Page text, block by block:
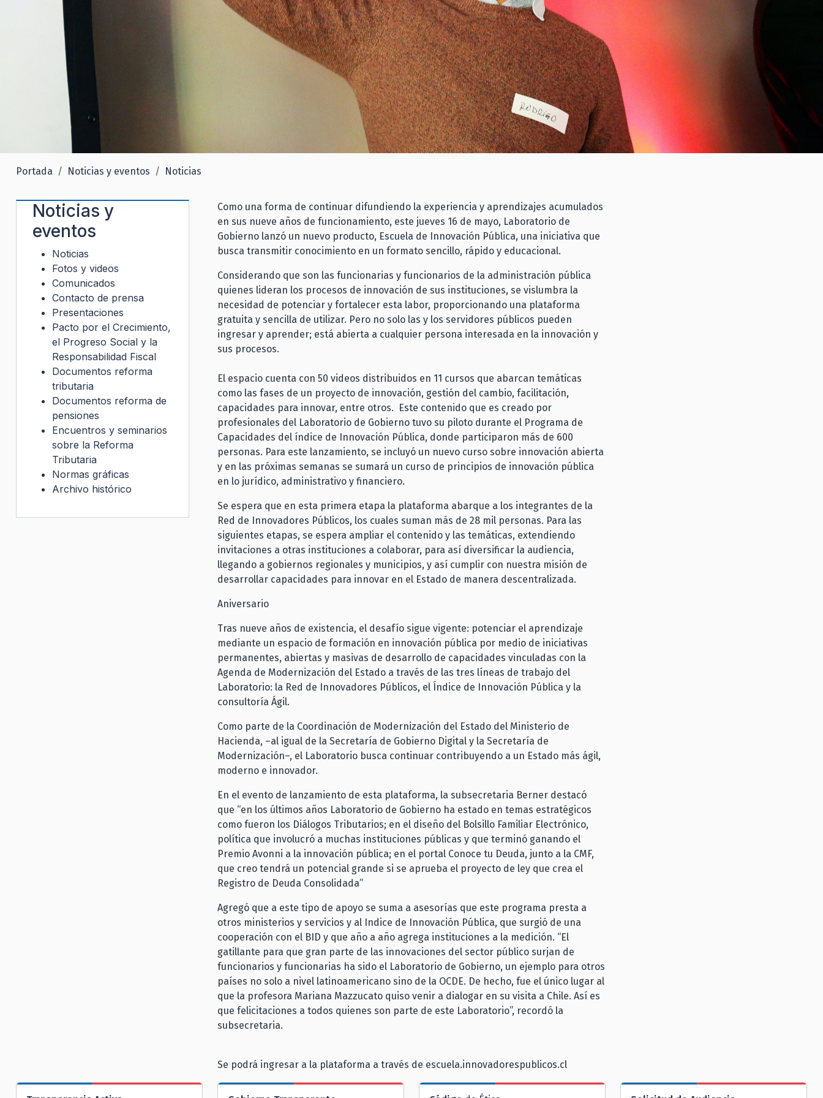
Portada Noticias y eventos Noticias
Como una forma de continuar difundiendo la experiencia y aprendizajes acumulados
en sus nueve años de funcionamiento, este jueves 16 de mayo, Laboratorio de
Gobierno lanzó un nuevo producto, Escuela de Innovación Pública, una iniciativa que
busca transmitir conocimiento en un formato sencillo, rápido y educacional.
Considerando que son las funcionarias y funcionarios de la administración pública
quienes lideran los procesos de innovación de sus instituciones, se vislumbra la
necesidad de potenciar y fortalecer esta labor, proporcionando una plataforma
gratuita y sencilla de utilizar. Pero no solo las y los servidores públicos pueden
ingresar y aprender; está abierta a cualquier persona interesada en la innovación y
sus procesos.
El espacio cuenta con 50 videos distribuidos en 11 cursos que abarcan temáticas
como las fases de un proyecto de innovación, gestión del cambio, facilitación,
capacidades para innovar, entre otros. Este contenido que es creado por
profesionales del Laboratorio de Gobierno tuvo su piloto durante el Programa de
Capacidades del índice de Innovación Pública, donde participaron más de 600
personas. Para este lanzamiento, se incluyó un nuevo curso sobre innovación abierta
y en las próximas semanas se sumará un curso de principios de innovación pública
en lo jurídico, administrativo y financiero.
Se espera que en esta primera etapa la plataforma abarque a los integrantes de la
Red de Innovadores Públicos, los cuales suman más de 28 mil personas. Para las
siguientes etapas, se espera ampliar el contenido y las temáticas, extendiendo
invitaciones a otras instituciones a colaborar, para así diversificar la audiencia,
llegando a gobiernos regionales y municipios, y así cumplir con nuestra misión de
desarrollar capacidades para innovar en el Estado de manera descentralizada.
Aniversario
Tras nueve años de existencia, el desafío sigue vigente: potenciar el aprendizaje
mediante un espacio de formación en innovación pública por medio de iniciativas
permanentes, abiertas y masivas de desarrollo de capacidades vinculadas con la
Agenda de Modernización del Estado a través de las tres líneas de trabajo del
Laboratorio: la Red de Innovadores Públicos, el Índice de Innovación Pública y la
consultoría Ágil.
Como parte de la Coordinación de Modernización del Estado del Ministerio de
Hacienda, –al igual de la Secretaría de Gobierno Digital y la Secretaría de
Modernización–, el Laboratorio busca continuar contribuyendo a un Estado más ágil,
moderno e innovador.
En el evento de lanzamiento de esta plataforma, la subsecretaria Berner destacó
que “en los últimos años Laboratorio de Gobierno ha estado en temas estratégicos
como fueron los Diálogos Tributarios; en el diseño del Bolsillo Familiar Electrónico,
política que involucró a muchas instituciones públicas y que terminó ganando el
Premio Avonni a la innovación pública; en el portal Conoce tu Deuda, junto a la CMF,
que creo tendrá un potencial grande si se aprueba el proyecto de ley que crea el
Registro de Deuda Consolidada”
Agregó que a este tipo de apoyo se suma a asesorías que este programa presta a
otros ministerios y servicios y al Indice de Innovación Pública, que surgió de una
cooperación con el BID y que año a año agrega instituciones a la medición. “El
gatillante para que gran parte de las innovaciones del sector público surjan de
funcionarios y funcionarias ha sido el Laboratorio de Gobierno, un ejemplo para otros
países no solo a nivel latinoamericano sino de la OCDE. De hecho, fue el único lugar al
que la profesora Mariana Mazzucato quiso venir a dialogar en su visita a Chile. Así es
que felicitaciones a todos quienes son parte de este Laboratorio”, recordó la
subsecretaria.
Se podrá ingresar a la plataforma a través de escuela.innovadorespublicos.cl
Noticias y
eventos
Noticias
Fotos y videos
Comunicados
Contacto de prensa
Presentaciones
Pacto por el Crecimiento,
el Progreso Social y la
Responsabilidad Fiscal
Documentos reforma
tributaria
Documentos reforma de
pensiones
Encuentros y seminarios
sobre la Reforma
Tributaria
Normas gráficas
Archivo histórico